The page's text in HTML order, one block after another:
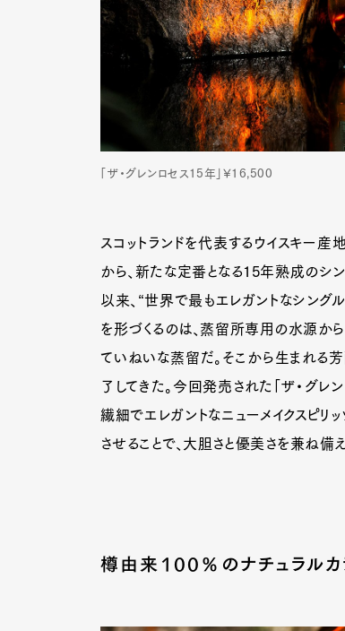
「ザ・グレンロセス15年」¥16,500
スコットランドを代表するウイスキー産
から、新たな定番となる15年熟成のシ
以来、“世界で最もエレガントなシング
を形づくるのは、蒸留所専用の水源か
ていねいな蒸留だ。そこから生まれる
了してきた。今回発売された「ザ・グレ
繊細でエレガントなニューメイクスピリ
させることで、大胆さと優美さを兼ね備
樽由来100％のナチュラルカ